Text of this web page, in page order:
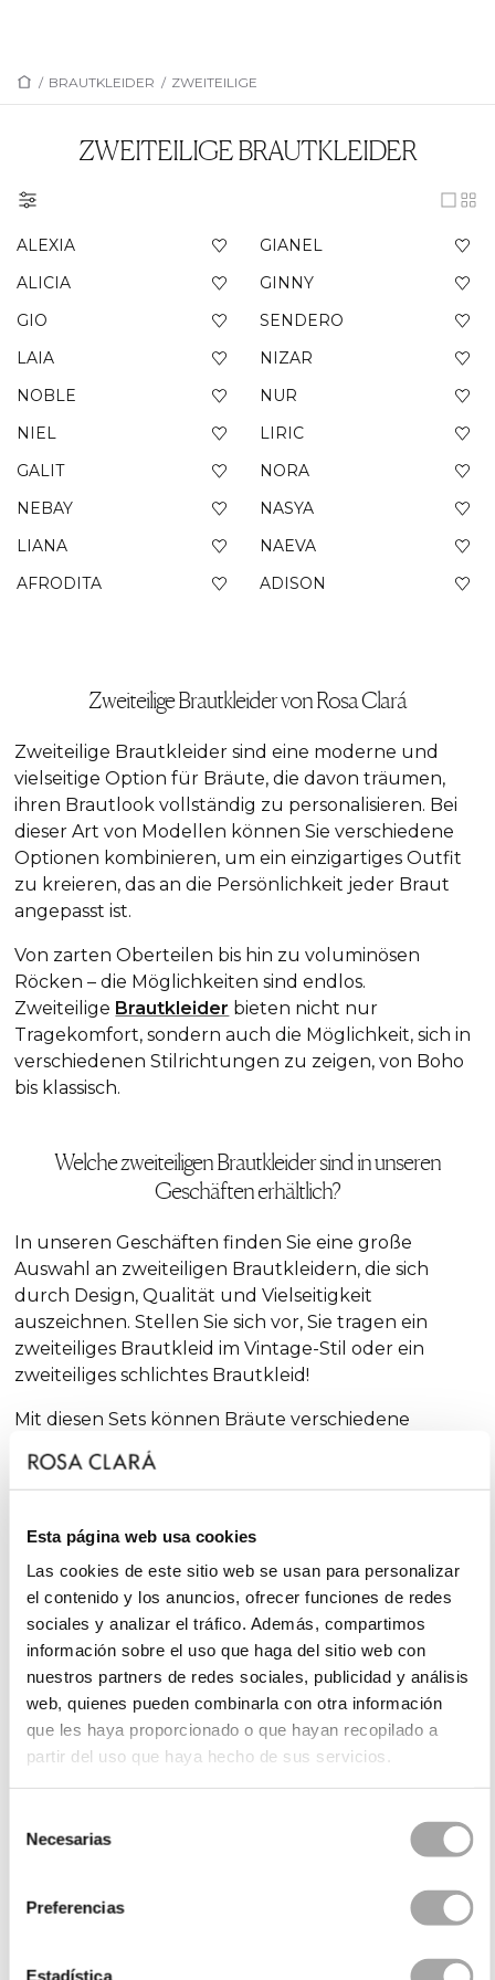
Esta página web usa cookies
Las cookies de este sitio web se usan para personalizar
el contenido y los anuncios, ofrecer funciones de redes
sociales y analizar el tráfico. Además, compartimos
información sobre el uso que haga del sitio web con
nuestros partners de redes sociales, publicidad y análisis
web, quienes pueden combinarla con otra información
que les haya proporcionado o que hayan recopilado a
partir del uso que haya hecho de sus servicios.
Necesarias
Preferencias
Estadística
/ BRAUTKLEIDER / ZWEITEILIGE
ZWEITEILIGE BRAUTKLEIDER
ALEXIA
GIANEL
ALICIA
GINNY
GIO
SENDERO
LAIA
NIZAR
NOBLE
NUR
NIEL
LIRIC
GALIT
NORA
NEBAY
NASYA
LIANA
NAEVA
AFRODITA
ADISON
Zweiteilige Brautkleider von Rosa Clará
Zweiteilige Brautkleider sind eine moderne und
vielseitige Option für Bräute, die davon träumen,
ihren Brautlook vollständig zu personalisieren. Bei
dieser Art von Modellen können Sie verschiedene
Optionen kombinieren, um ein einzigartiges Outfit
zu kreieren, das an die Persönlichkeit jeder Braut
angepasst ist.
Von zarten Oberteilen bis hin zu voluminösen
Röcken – die Möglichkeiten sind endlos.
Zweiteilige Brautkleider bieten nicht nur
Tragekomfort, sondern auch die Möglichkeit, sich in
verschiedenen Stilrichtungen zu zeigen, von Boho
bis klassisch.
Welche zweiteiligen Brautkleider sind in unseren
Geschäften erhältlich?
In unseren Geschäften finden Sie eine große
Auswahl an zweiteiligen Brautkleidern, die sich
durch Design, Qualität und Vielseitigkeit
auszeichnen. Stellen Sie sich vor, Sie tragen ein
zweiteiliges Brautkleid imVintage-Stil oder ein
zweiteiliges schlichtes Brautkleid!
Mit diesen Sets können Bräute verschiedene
Elemente wie Oberteile und Röcke kombinieren,
um einen personalisierten
minimalistischen Designs bis hin zu zweiteiligen
Brautkleidern im
Rosa Clará so konzipiert, dass sie sich an aktuelle
Trends anpassen, ohne dabei die elegante Note zu
verlieren, die die Marke auszeichnet.
Zweiteilige Vintage-Brautkleider
Wenn Sie auf der Suche nach einem Stil sind, der
das Beste aus vergangenen Epochen mit modernen
erinnern an die Eleganz früherer Epochen mit
voller Charme.
romantisches und zeitloses
für den Gang